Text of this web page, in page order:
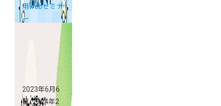
用webセミナ
ー
2023年6月6
日（2024年2